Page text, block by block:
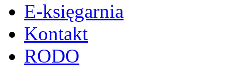
E-księgarnia
Kontakt
RODO